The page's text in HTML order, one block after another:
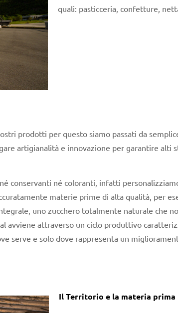
quali: pasticceria, confetture,
prodotti per questo siamo passati da
artigianalità e innovazione per garantire alti
conservanti né coloranti, infatti
materie prime di alta qualità, per
uno zucchero totalmente naturale che
avviene attraverso un ciclo produttivo
serve e solo dove rappresenta un
Il Territorio e la materia prima